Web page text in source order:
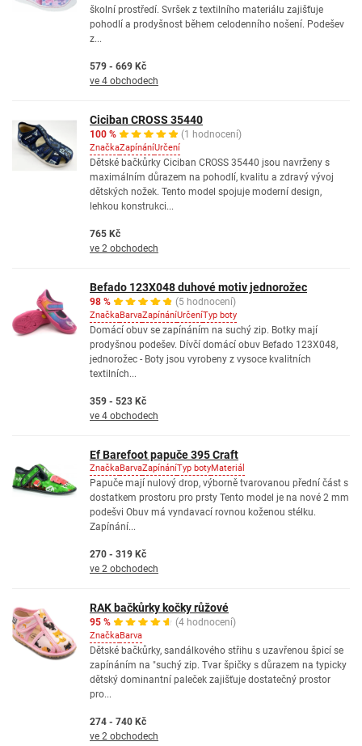
školní prostředí. Svršek z textilního materiálu zajišťuje
pohodlí a prodyšnost během celodenního nošení. Podešev
z...
579 - 669 Kč
ve 4 obchodech
Ciciban CROSS 35440
100 % (1 hodnocení)
ZnačkaZapínáníUrčení
Dětské bačkůrky Ciciban CROSS 35440 jsou navrženy s
maximálním důrazem na pohodlí, kvalitu a zdravý vývoj
dětských nožek. Tento model spojuje moderní design,
lehkou konstrukci...
765 Kč
ve 2 obchodech
Befado 123X048 duhové motiv jednorožec
98 % (5 hodnocení)
ZnačkaBarvaZapínáníUrčeníTyp boty
Domácí obuv se zapínáním na suchý zip. Botky mají
prodyšnou podešev. Dívčí domácí obuv Befado 123X048,
jednorožec - Boty jsou vyrobeny z vysoce kvalitních
textilních...
359 - 523 Kč
ve 4 obchodech
Ef Barefoot papuče 395 Craft
ZnačkaBarvaZapínáníTyp botyMateriál
Papuče mají nulový drop, výborně tvarovanou přední část s
dostatkem prostoru pro prsty Tento model je na nové 2 mm
podešvi Obuv má vyndavací rovnou koženou stélku.
Zapínání...
270 - 319 Kč
ve 2 obchodech
RAK bačkůrky kočky růžové
95 % (4 hodnocení)
ZnačkaBarva
Dětské bačkůrky, sandálkového střihu s uzavřenou špicí se
zapínáním na "suchý zip. Tvar špičky s důrazem na typicky
dětský dominantní paleček zajišťuje dostatečný prostor
pro...
274 - 740 Kč
ve 2 obchodech